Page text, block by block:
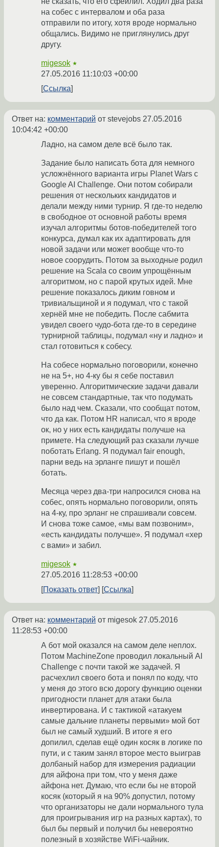
на собес с интервалом и оба раза
отправили по итогу, хотя вроде нормально
общались. Видимо не приглянулись друг
другу.
migesok ★
27.05.2016 11:10:03 +00:00
Ссылка
Ответ на: комментарий от stevejobs 27.05.2016
10:04:42 +00:00
Ладно, на самом деле всё было так.
Задание было написать бота для немного
усложнённого варианта игры Planet Wars с
Google AI Challenge. Они потом собирали
решения от нескольких кандидатов и
делали между ними турнир. Я где-то неделю
в свободное от основной работы время
изучал алгоритмы ботов-победителей того
конкурса, думал как их адаптировать для
новой задачи или может вообще что-то
новое соорудить. Потом за выходные родил
решение на Scala со своим упрощённым
алгоритмом, но с парой крутых идей. Мне
решение показалось диким говном и
тривиальщиной и я подумал, что с такой
хернёй мне не победить. После сабмита
увидел своего чудо-бота где-то в середине
турнирной таблицы, подумал «ну и ладно» и
стал готовиться к собесу.
На собесе нормально поговорили, конечно
не на 5+, но 4-ку бы я себе поставил
уверенно. Алгоритмические задачи давали
не совсем стандартные, так что подумать
было над чем. Сказали, что сообщат потом,
что да как. Потом HR написал, что я вроде
ок, но у них есть кандидаты получше на
примете. На следующий раз сказали лучше
поботать Erlang. Я подумал fair enough,
парни ведь на эрланге пишут и пошёл
ботать.
Месяца через два-три напросился снова на
собес, опять нормально поговорили, опять
на 4-ку, про эрланг не спрашивали совсем.
И снова тоже самое, «мы вам позвоним»,
«есть кандидаты получше». Я подумал «хер
с вами» и забил.
migesok ★
27.05.2016 11:28:53 +00:00
Показать ответ
Ссылка
Ответ на: комментарий от migesok 27.05.2016
11:28:53 +00:00
А бот мой оказался на самом деле неплох.
Потом MachineZone проводил локальный AI
Challenge с почти такой же задачей. Я
расчехлил своего бота и понял по коду, что
у меня до этого всю дорогу функцию оценки
пригодности планет для атаки была
инвертирована. И с тактикой «атакуем
самые дальние планеты первыми» мой бот
был не самый худший. В итоге я его
допилил, сделав ещё один косяк в логике по
пути, и с таким занял второе место выиграв
долбаный набор для измерения радиации
для айфона при том, что у меня даже
айфона нет. Думаю, что если бы не второй
косяк (который я на 90% допустил, потому
что организаторы не дали нормального тула
для проигрывания игр на разных картах), то
был бы первый и получил бы невероятно
полезный в хозяйстве WiFi-чайник.